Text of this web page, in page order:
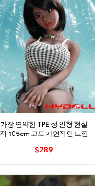
가장 연약한 TPE 성 인형 현실
적 105cm 고도 자연적인 느낌
$289